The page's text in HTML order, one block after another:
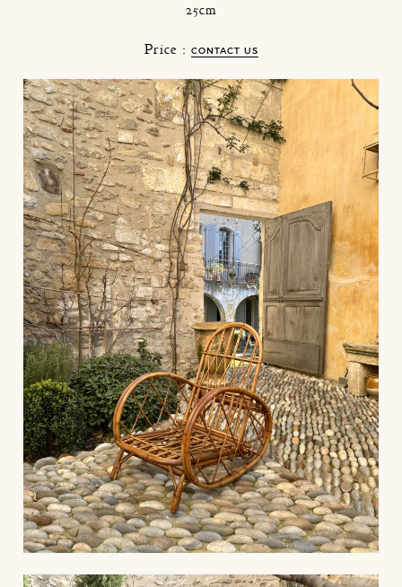
25cm
Price : CONTACT US